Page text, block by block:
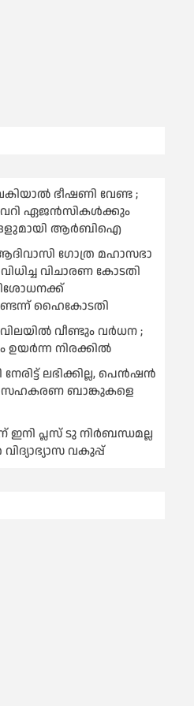
ഭീഷണി വേണ്ട ;
ഏജൻസികള്‍ക്കും
ആര്‍ബിഐ
ഗോത്ര മഹാസഭാ
വിചാരണ കോടതി
ഹൈകോടതി
വീണ്ടും വര്‍ധന ;
നിരക്കില്‍
ലഭിക്കില്ല, പെൻഷൻ
സഹകരണ ബാങ്കുകളെ
ഇനി പ്ലസ് ടു നിര്‍ബന്ധമല്ല
വകുപ്പ്